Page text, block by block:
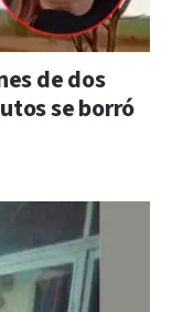
de dos
se borró